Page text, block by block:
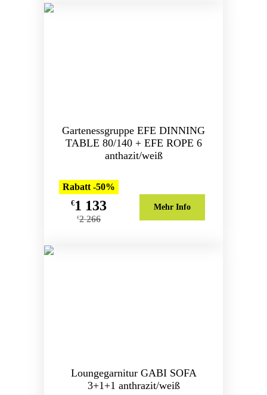
Gartenessgruppe EFE DINNING
TABLE 80/140 + EFE ROPE 6
anthazit/weiß
Rabatt -50%
€1 133
€2 266
Mehr Info
Loungegarnitur GABI SOFA
3+1+1 anthrazit/weiß